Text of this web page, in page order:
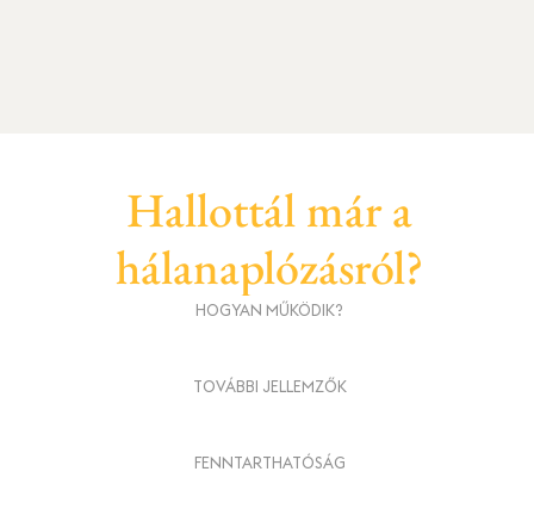
Hallottál már a
hálanaplózásról?
HOGYAN MŰKÖDIK?
TOVÁBBI JELLEMZŐK
FENNTARTHATÓSÁG